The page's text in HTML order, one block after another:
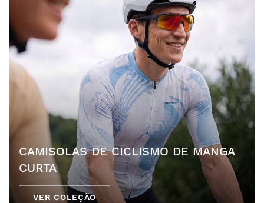
CAMISOLAS DE CICLISMO DE MANGA
CURTA
VER COLEÇÃO